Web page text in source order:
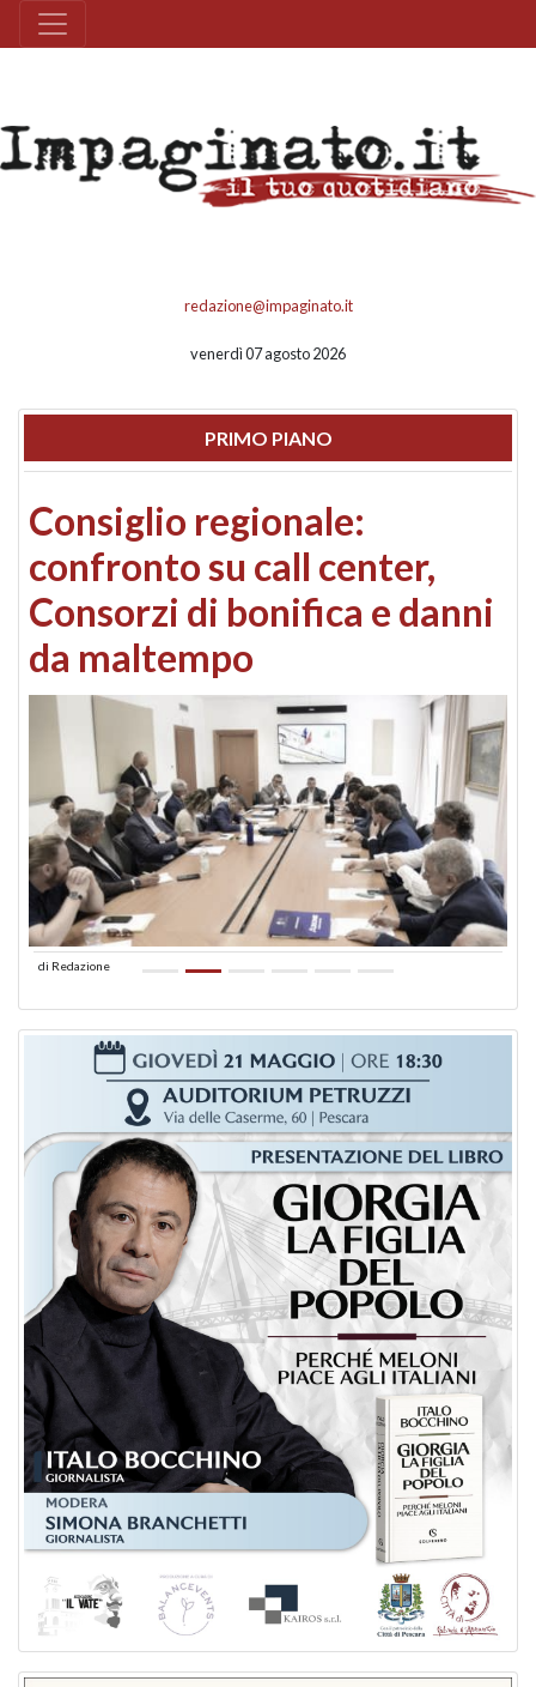
redazione@impaginato.it
venerdì 07 agosto 2026
PRIMO PIANO
Consiglio regionale:
confronto su call center,
Consorzi di bonifica e danni
da maltempo
di Redazione